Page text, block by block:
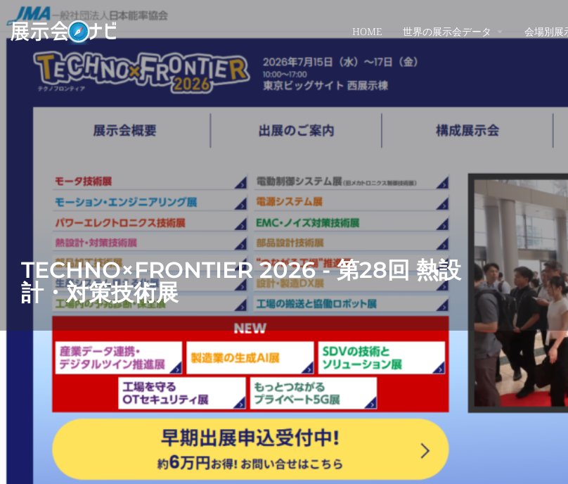
HOME 世界の展示会データ 会場別展
TECHNO×FRONTIER 2026 - 第28回 熱設
計・対策技術展
Details
地図で確認 電話 ブックマークする 記事をシェア
開催予定日